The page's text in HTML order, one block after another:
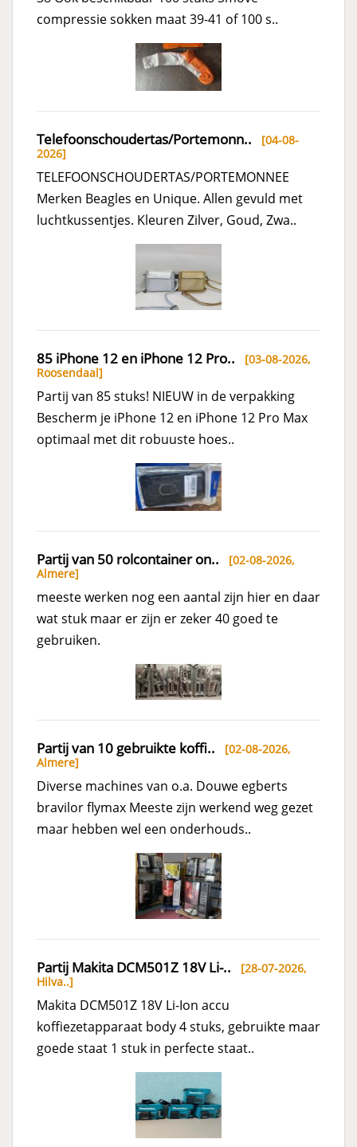
compressie sokken maat 39-41 of 100 s..
Telefoonschoudertas/Portemonn.. [04-08-
2026]
TELEFOONSCHOUDERTAS/PORTEMONNEE
Merken Beagles en Unique. Allen gevuld met
luchtkussentjes. Kleuren Zilver, Goud, Zwa..
85 iPhone 12 en iPhone 12 Pro.. [03-08-2026,
Roosendaal]
Partij van 85 stuks! NIEUW in de verpakking
Bescherm je iPhone 12 en iPhone 12 Pro Max
optimaal met dit robuuste hoes..
Partij van 50 rolcontainer on.. [02-08-2026,
Almere]
meeste werken nog een aantal zijn hier en daar
wat stuk maar er zijn er zeker 40 goed te
gebruiken.
Partij van 10 gebruikte koffi.. [02-08-2026,
Almere]
Diverse machines van o.a. Douwe egberts
bravilor flymax Meeste zijn werkend weg gezet
maar hebben wel een onderhouds..
Partij Makita DCM501Z 18V Li-.. [28-07-2026,
Hilva..]
Makita DCM501Z 18V Li-Ion accu
koffiezetapparaat body 4 stuks, gebruikte maar
goede staat 1 stuk in perfecte staat..